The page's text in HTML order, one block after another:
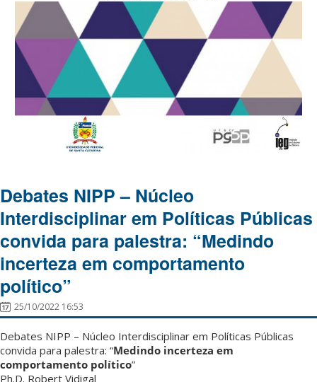
Debates NIPP – Núcleo
Interdisciplinar em Políticas Públicas
convida para palestra: “Medindo
incerteza em comportamento
político”
25/10/2022 16:53
Debates NIPP – Núcleo Interdisciplinar em Políticas Públicas
convida para palestra: “Medindo incerteza em
comportamento político”
Ph.D. Robert Vidigal